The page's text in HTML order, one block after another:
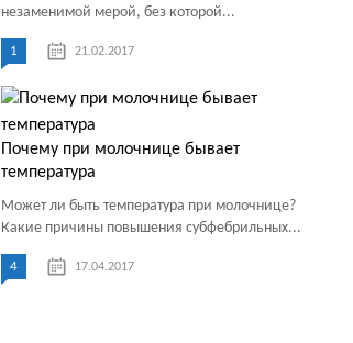
незаменимой мерой, без которой...
1 21.02.2017
Почему при молочнице бывает
температура
Может ли быть температура при молочнице?
Какие причины повышения субфебрильных...
4 17.04.2017